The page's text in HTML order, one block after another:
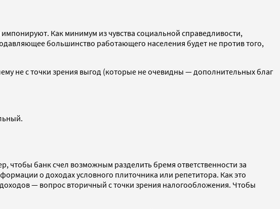
Как минимум из чувства социальной справедливости,
большинство работающего населения будет не против того,
не с точки зрения выгод (которые не очевидны — дополнительных благ
чтобы банк счел возможным разделить бремя ответственности за
о доходах условного плиточника или репетитора. Как это
— вопрос вторичный с точки зрения налогообложения. Чтобы